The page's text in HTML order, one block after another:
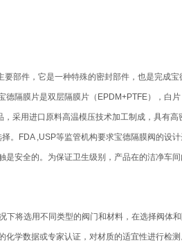
部件，它是一种特殊的密封部件，也是完成
隔膜片是双层隔膜片（EPDM+PTFE），白
，采用进口原料高温模压技术加工制成，具有
。FDA ,USP等监管机构要求宝德隔膜阀的设
安全的。为保证卫生级别，产品在的洁净车间
下将选用不同类型的阀门和材料，在选择阀体
化学数据或专家认证，对材质的适宜性进行检